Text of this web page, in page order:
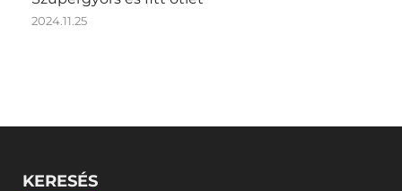
2024.11.25
KERESÉS